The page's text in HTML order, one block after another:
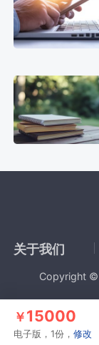
￥15000
电子版，1份，修改
关于我们
Copyright ©